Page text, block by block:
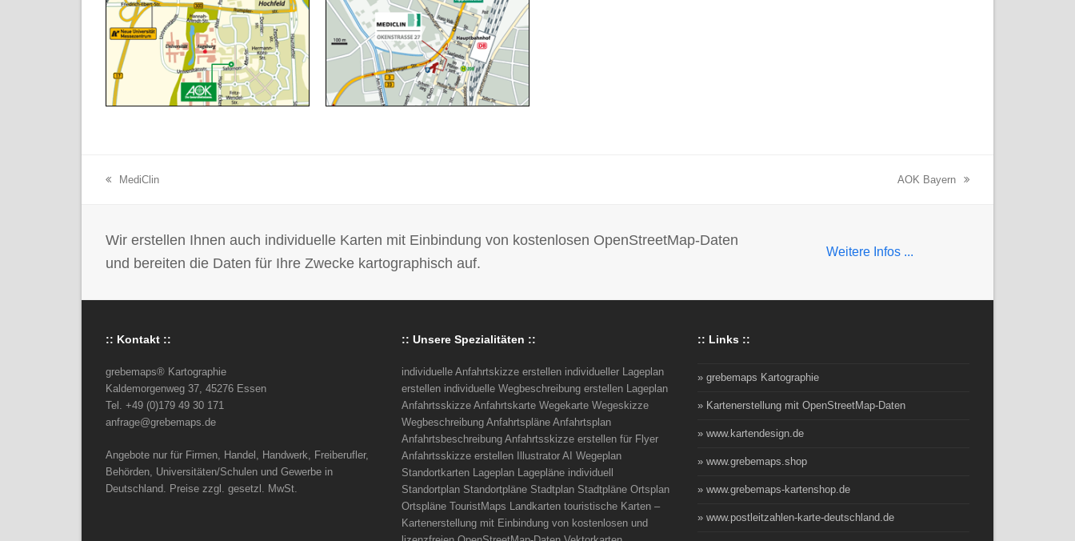
vorheriger
MediClin
Nächster
AOK Bayern
Wir erstellen Ihnen auch individuelle Karten mit Einbindung von kostenlosen OpenStreetMap-Daten
und bereiten die Daten für Ihre Zwecke kartographisch auf.
Weitere Infos ...
:: Kontakt ::
grebemaps® Kartographie
Kaldemorgenweg 37, 45276 Essen
Tel. +49 (0)179 49 30 171
anfrage@grebemaps.de
Angebote nur für Firmen, Handel, Handwerk, Freiberufler,
Behörden, Universitäten/Schulen und Gewerbe in
Deutschland. Preise zzgl. gesetzl. MwSt.
:: Unsere Spezialitäten ::
individuelle Anfahrtskizze erstellen individueller Lageplan
erstellen individuelle Wegbeschreibung erstellen Lageplan
Anfahrtsskizze Anfahrtskarte Wegekarte Wegeskizze
Wegbeschreibung Anfahrtspläne Anfahrtsplan
Anfahrtsbeschreibung Anfahrtsskizze erstellen für Flyer
Anfahrtsskizze erstellen Illustrator AI Wegeplan
Standortkarten Lageplan Lagepläne individuell
Standortplan Standortpläne Stadtplan Stadtpläne Ortsplan
Ortspläne TouristMaps Landkarten touristische Karten –
Kartenerstellung mit Einbindung von kostenlosen und
:: Links ::
» grebemaps Kartographie
» Kartenerstellung mit OpenStreetMap-Daten
» www.kartendesign.de
» www.grebemaps.shop
» www.grebemaps-kartenshop.de
» www.postleitzahlen-karte-deutschland.de